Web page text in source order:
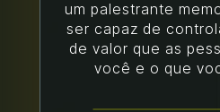
um palestrante
ser capaz de
de valor que as
você e o que